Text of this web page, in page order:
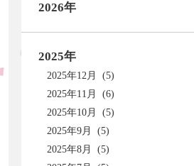
2026年
2025年
2025年12月 (5)
2025年11月 (6)
2025年10月 (5)
2025年9月 (5)
2025年8月 (5)